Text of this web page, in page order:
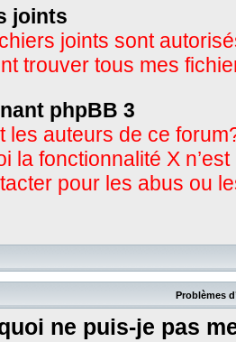
joints
joints sont
trouver tous mes
phpBB 3
les auteurs de ce
la fonctionnalité X
pour les abus ou
Problèmes
ne puis-je pas